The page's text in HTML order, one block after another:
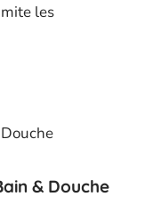
les
& Douche